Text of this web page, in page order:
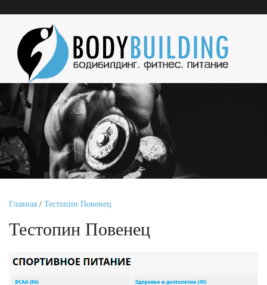
Главная / Тестопин Повенец
Тестопин Повенец